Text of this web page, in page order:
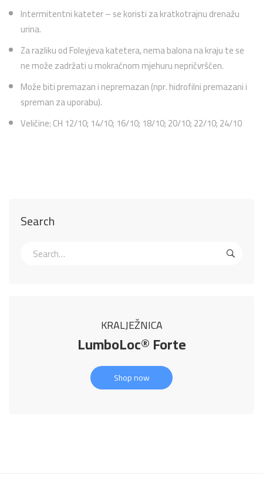
Search
KRALJEŽNICA
LumboLoc® Forte
Shop now
Intermitentni kateter – se koristi za kratkotrajnu drenažu
urina.
Za razliku od Foleyjeva katetera, nema balona na kraju te se
ne može zadržati u mokraćnom mjehuru nepričvršćen.
Može biti premazan i nepremazan (npr. hidrofilni premazani i
spreman za uporabu).
Veličine: CH 12/10; 14/10; 16/10; 18/10; 20/10; 22/10; 24/10